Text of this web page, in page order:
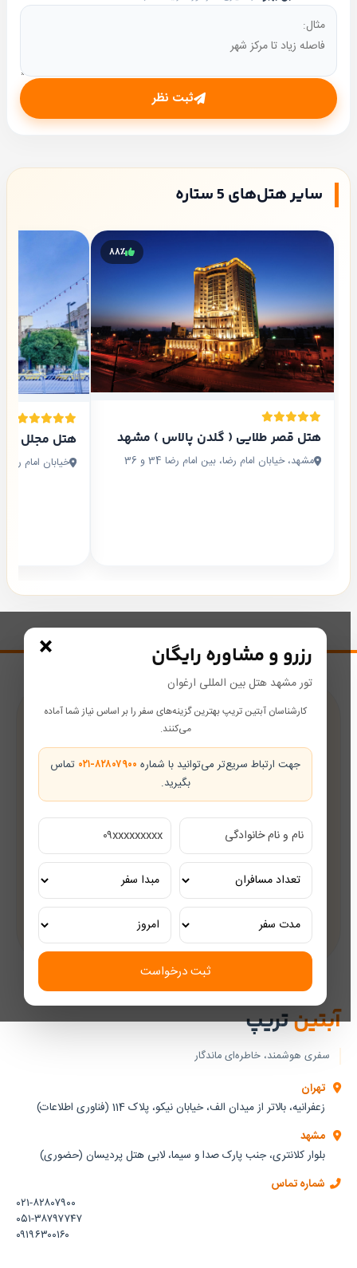
ثبت نظر
سایر هتل‌های 5 ستاره
۸۸٪
هتل قصر طلایی ( گلدن پالاس ) مشهد
مشهد، خیابان امام رضا، بین امام رضا 34 و 36
هتل مجلل
خیابان امام رضا
رزرو و مشاوره رایگان
تور مشهد هتل بین المللی ارغوان
کارشناسان آبتین تریپ بهترین گزینه‌های سفر را بر اساس نیاز شما آماده
می‌کنند.
جهت ارتباط سریع‌تر می‌توانید با شماره ۰۲۱-۸۲۸۰۷۹۰۰ تماس
بگیرید.
×
ثبت درخواست
پشتیبانی در طول سفر
همراه شما از رزرو تا بازگشت
تضمین بهترین قیمت
قیمت‌های رقابتی
مشاوره رایگان
کارشناسان مجرب گردشگری
تور ریلی اختصاصی
تجربه‌ای لوکس و به‌یادماندنی
آبتینتریپ
سفری هوشمند، خاطره‌ای ماندگار
تهران
زعفرانیه، بالاتر از میدان الف، خیابان نیکو، پلاک 114 (فناوری اطلاعات)
مشهد
بلوار کلانتری، جنب پارک صدا و سیما، لابی هتل پردیسان (حضوری)
شماره تماس
۰۲۱-۸۲۸۰۷۹۰۰
۰۵۱-۳۸۷۹۷۷۴۷
۰۹۱۹۶۳۰۰۱۶۰